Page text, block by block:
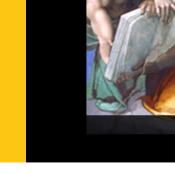
Naviga